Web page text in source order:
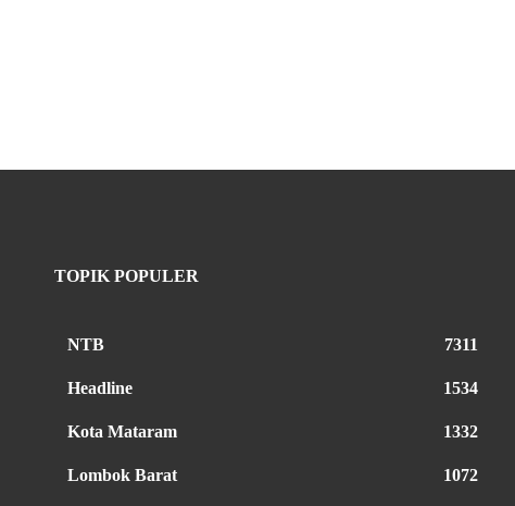
TOPIK POPULER
NTB 7311
Headline 1534
Kota Mataram 1332
Lombok Barat 1072